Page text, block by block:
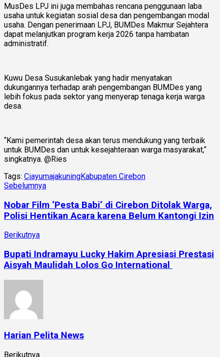
MusDes LPJ ini juga membahas rencana penggunaan laba
usaha untuk kegiatan sosial desa dan pengembangan modal
usaha. Dengan penerimaan LPJ, BUMDes Makmur Sejahtera
dapat melanjutkan program kerja 2026 tanpa hambatan
administratif.
Kuwu Desa Susukanlebak yang hadir menyatakan
dukungannya terhadap arah pengembangan BUMDes yang
lebih fokus pada sektor yang menyerap tenaga kerja warga
desa.
“Kami pemerintah desa akan terus mendukung yang terbaik
untuk BUMDes dan untuk kesejahteraan warga masyarakat,“
singkatnya. @Ries
Tags: CiayumajakuningKabupaten Cirebon
Sebelumnya
Nobar Film ‘Pesta Babi’ di Cirebon Ditolak Warga,
Polisi Hentikan Acara karena Belum Kantongi Izin
Berikutnya
Bupati Indramayu Lucky Hakim Apresiasi Prestasi
Aisyah Maulidah Lolos Go International
Harian Pelita News
Berikutnya